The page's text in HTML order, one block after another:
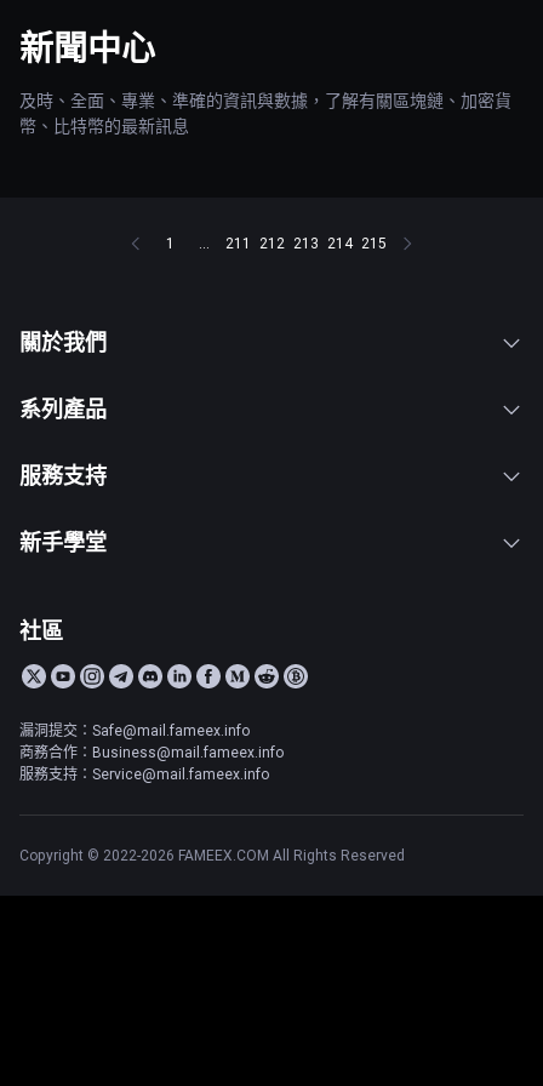
新聞中心
及時、全面、專業、準確的資訊與數據，了解有關區塊鏈、加密貨
幣、比特幣的最新訊息
1 ... 211 212 213 214 215
關於我們
系列產品
服務支持
新手學堂
社區
漏洞提交：Safe@mail.fameex.info
商務合作：Business@mail.fameex.info
服務支持：Service@mail.fameex.info
Copyright © 2022-2026 FAMEEX.COM All Rights Reserved